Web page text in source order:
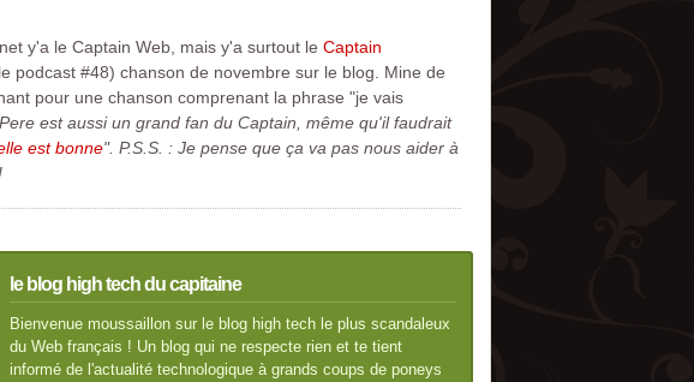
y'a le Captain Web, mais y'a surtout le Captain
podcast #48) chanson de novembre sur le blog. Mine de
pour une chanson comprenant la phrase "je vais
est aussi un grand fan du Captain, même qu'il faudrait
est bonne". P.S.S. : Je pense que ça va pas nous aider à
le blog high tech du capitaine
Bienvenue moussaillon sur le blog high tech le plus scandaleux
du Web français ! Un blog qui ne respecte rien et te tient
informé de l'actualité technologique à grands coups de poneys